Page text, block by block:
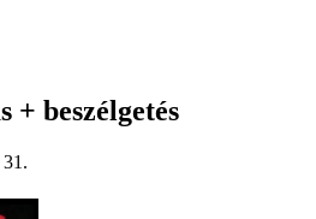
beszélgetés